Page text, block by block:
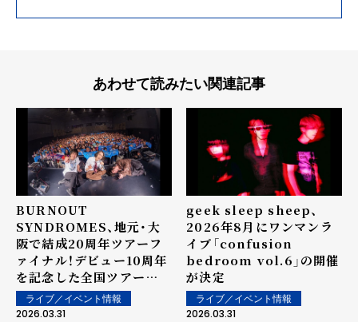
あわせて読みたい関連記事
BURNOUT
SYNDROMES、地元・大
阪で結成20周年ツアーフ
ァイナル！デビュー10周年
を記念した全国ツアー
「Fly Me To The Moon
TOUR 2027」開催決定！
ライブ／イベント情報
2026.03.31
geek sleep sheep、
2026年8月にワンマンラ
イブ「confusion
bedroom vol.6」の開催
が決定
ライブ／イベント情報
2026.03.31